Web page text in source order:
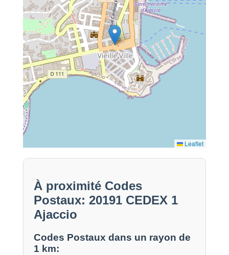
Leaflet
À proximité Codes
Postaux: 20191 CEDEX 1
Ajaccio
Codes Postaux dans un rayon de
1 km: